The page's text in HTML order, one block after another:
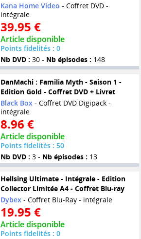
Kana Home Video - Coffret DVD -
intégrale
39.95 €
Article disponible
Points fidelités : 0
Nb DVD : 30 - Nb épisodes : 148
DanMachi : Familia Myth - Saison 1 -
Edition Gold - Coffret DVD + Livret
Black Box - Coffret DVD Digipack -
intégrale
8.96 €
Article disponible
Points fidelités : 50
Nb DVD : 3 - Nb épisodes : 13
Hellsing Ultimate - Intégrale - Edition
Collector Limitée A4 - Coffret Blu-ray
Dybex- Coffret Blu-Ray - intégrale
19.95 €
Article disponible
Points fidelités : 0